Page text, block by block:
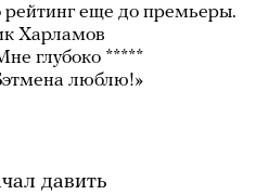
еще до премьеры.
Харламов
глубоко *****
люблю!»
давить